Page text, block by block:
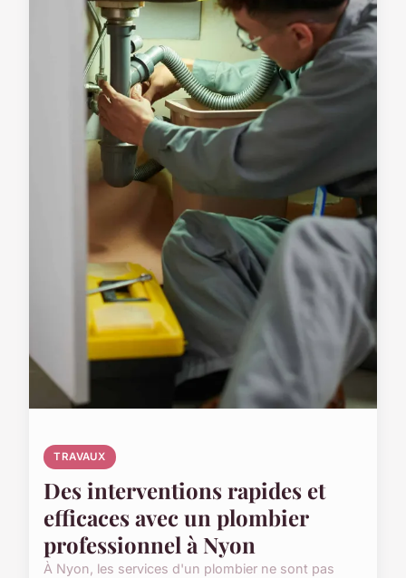
TRAVAUX
Des interventions rapides et
efficaces avec un plombier
professionnel à Nyon
À Nyon, les services d'un plombier ne sont pas